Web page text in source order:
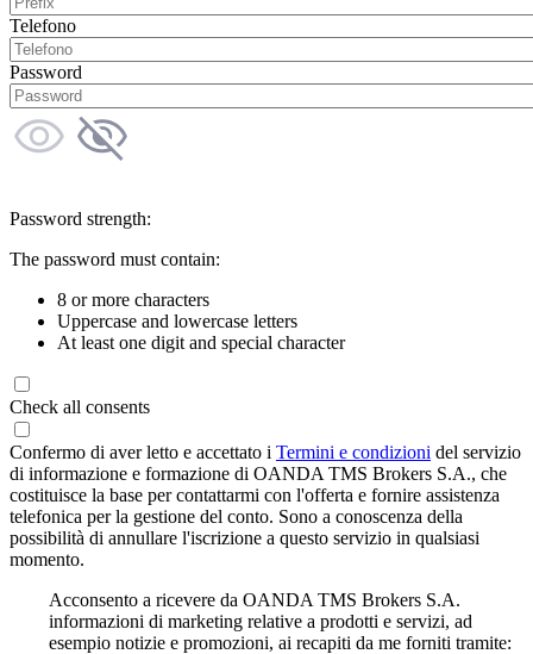
Telefono
Password
Password strength:
The password must contain:
8 or more characters
Uppercase and lowercase letters
At least one digit and special character
Check all consents
Confermo di aver letto e accettato i Termini e condizioni del servizio
di informazione e formazione di OANDA TMS Brokers S.A., che
costituisce la base per contattarmi con l'offerta e fornire assistenza
telefonica per la gestione del conto. Sono a conoscenza della
possibilità di annullare l'iscrizione a questo servizio in qualsiasi
momento.
Acconsento a ricevere da OANDA TMS Brokers S.A.
informazioni di marketing relative a prodotti e servizi, ad
esempio notizie e promozioni, ai recapiti da me forniti tramite: